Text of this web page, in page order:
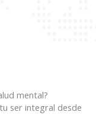
mental?
ser integral desde